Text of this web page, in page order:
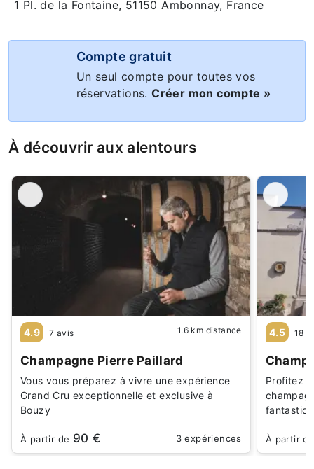
1 Pl. de la Fontaine, 51150 Ambonnay, France
Compte gratuit
Un seul compte pour toutes vos
réservations.Créer mon compte »
À découvrir aux alentours
4.9 7 avis 1.6 km distance
Champagne Pierre Paillard
Vous vous préparez à vivre une expérience
Grand Cru exceptionnelle et exclusive à
Bouzy
À partir de 90 € 3 expériences
4.5 18
Profitez
À partir